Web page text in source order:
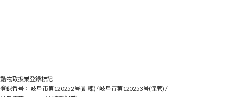
動物取扱業登録標記
登録番号： 岐阜市第120252号(訓練) / 岐阜市第120253号(保管) /